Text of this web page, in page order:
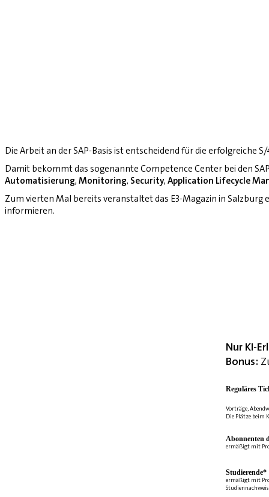
Die Arbeit an der SAP-Basis ist entscheidend für die erfolgreiche
Damit bekommt das sogenannte Competence Center bei den
Automatisierung, Monitoring, Security, Application Lifecycle
Zum vierten Mal bereits veranstaltet das E3-Magazin in
informieren.
Nur KI-
Bonus:
Reguläres
Vorträge,
Die Plätze beim
Abonnenten
ermäßigt mit
Studierende*
ermäßigt mit